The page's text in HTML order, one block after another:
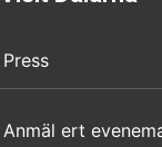
Press
Anmäl ert